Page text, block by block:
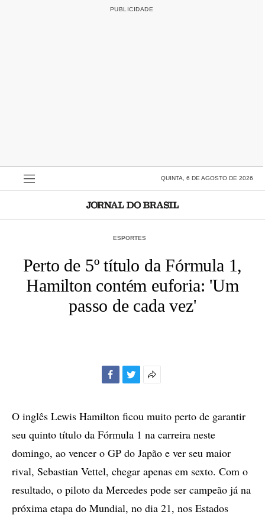
QUINTA, 6 DE AGOSTO DE 2026
ESPORTES
Perto de 5º título da Fórmula 1,
Hamilton contém euforia: 'Um
passo de cada vez'
compartilhamento
O inglês Lewis Hamilton ficou muito perto de garantir
seu quinto título da Fórmula 1 na carreira neste
domingo, ao vencer o GP do Japão e ver seu maior
rival, Sebastian Vettel, chegar apenas em sexto. Com o
resultado, o piloto da Mercedes pode ser campeão já na
próxima etapa do Mundial, no dia 21, nos Estados